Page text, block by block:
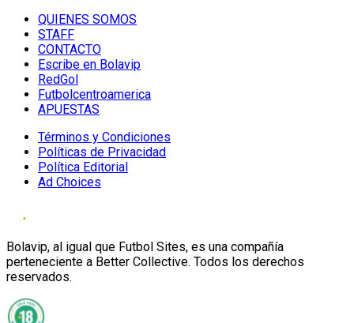
QUIENES SOMOS
STAFF
CONTACTO
Escribe en Bolavip
RedGol
Futbolcentroamerica
APUESTAS
Términos y Condiciones
Políticas de Privacidad
Política Editorial
Ad Choices
Bolavip, al igual que Futbol Sites, es una compañía
perteneciente a Better Collective. Todos los derechos
reservados.